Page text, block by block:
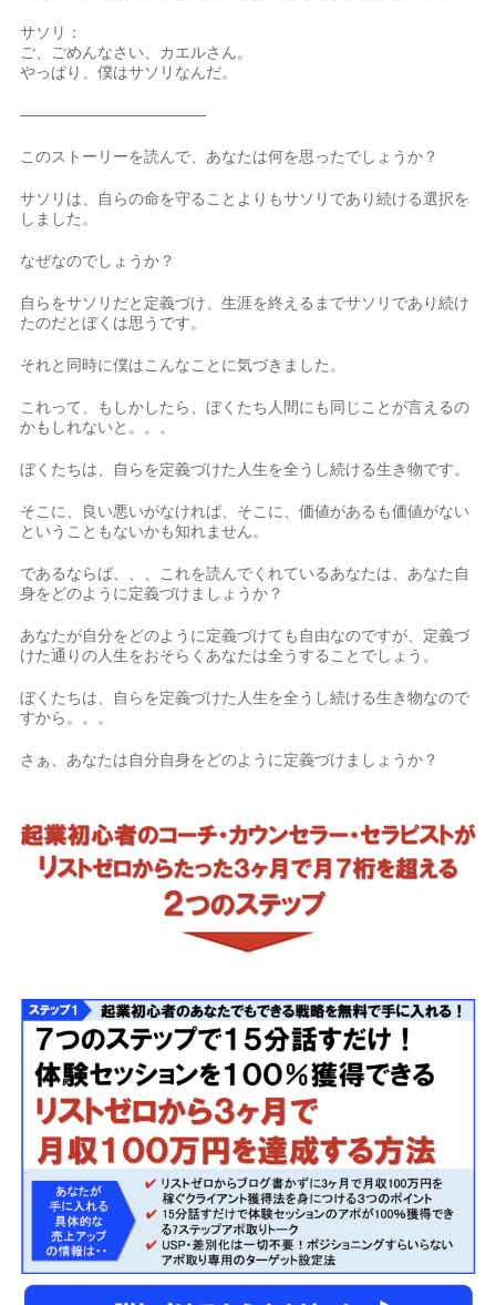
サソリ：
ご、ごめんなさい、カエルさん。
やっぱり、僕はサソリなんだ。
————————————
このストーリーを読んで、あなたは何を思ったでしょうか？
サソリは、自らの命を守ることよりもサソリであり続ける選択を
しました。
なぜなのでしょうか？
自らをサソリだと定義づけ、生涯を終えるまでサソリであり続け
たのだとぼくは思うです。
それと同時に僕はこんなことに気づきました。
これって、もしかしたら、ぼくたち人間にも同じことが言えるの
かもしれないと。。。
ぼくたちは、自らを定義づけた人生を全うし続ける生き物です。
そこに、良い悪いがなければ、そこに、価値があるも価値がない
ということもないかも知れません。
であるならば、、、これを読んでくれているあなたは、あなた自
身をどのように定義づけましょうか？
あなたが自分をどのように定義づけても自由なのですが、定義づ
けた通りの人生をおそらくあなたは全うすることでしょう。
ぼくたちは、自らを定義づけた人生を全うし続ける生き物なので
すから。。。
さぁ、あなたは自分自身をどのように定義づけましょうか？